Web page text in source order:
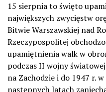
15 sierpnia to święto
największych zwycięstw
Bitwie Warszawskiej nad
Rzeczypospolitej
upamiętnienia walk w
podczas II wojny
na Zachodzie i do 1947 r.
następnych latach